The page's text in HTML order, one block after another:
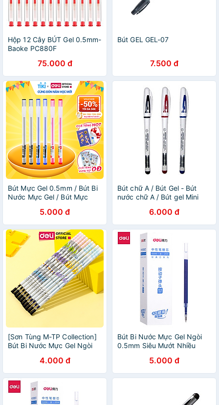
Hộp 12 Cây BÚT Gel 0.5mm-
Baoke PC880F
75.000 đ
Bút GEL GEL-07
7.500 đ
Bút Mực Gel 0.5mm / Bút Bi
Nước Mực Gel / Bút Mực
Bản Nhiều Màu Lựa Chọn
Deli – Mực Đen/ Xanh/ Đỏ -
Phù Hợp Ghi Chép Sổ Tay
Trang Trí Sổ Kế Hoạch
Planner - EG67
5.000 đ
Bút chữ A / Bút Gel - Bút
nước chữ A / Bút gel Mini
6.000 đ
[Sơn Tùng M-TP Collection]
Bút Bi Nước Mực Gel Ngòi
Văn Phòng BST Limited Deli
- Viết Bi Học Sinh Văn Phòng
- CG16
4.000 đ
Bút Bi Nước Mực Gel Ngòi
0.5mm Siêu Mướt Nhiều
Phòng Sinh viên Học Sinh -
S18-B S18-A
5.000 đ